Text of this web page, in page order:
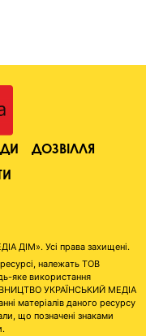
ДОЗВІЛЛЯ
ДІМ». Усі права захищені.
належать ТОВ
яке використання
УКРАЇНСЬКИЙ МЕДІА
матеріалів даного ресурсу
що позначені знаками